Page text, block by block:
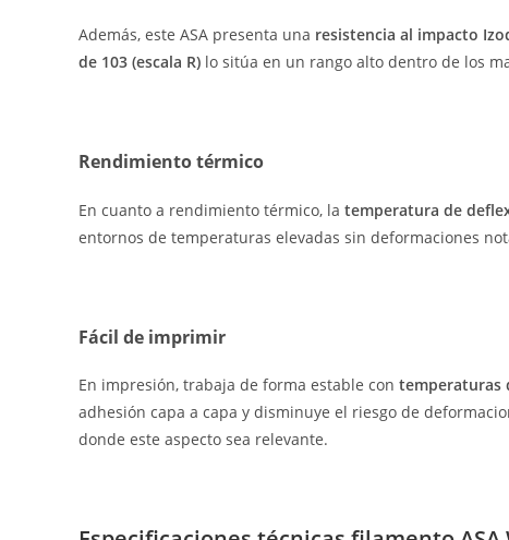
Además, este ASA presenta una resistencia al impacto
de 103 (escala R) lo sitúa en un rango alto dentro de los
Rendimiento térmico
En cuanto a rendimiento térmico, la temperatura de
entornos de temperaturas elevadas sin deformaciones
Fácil de imprimir
En impresión, trabaja de forma estable con temperaturas
adhesión capa a capa y disminuye el riesgo de
donde este aspecto sea relevante.